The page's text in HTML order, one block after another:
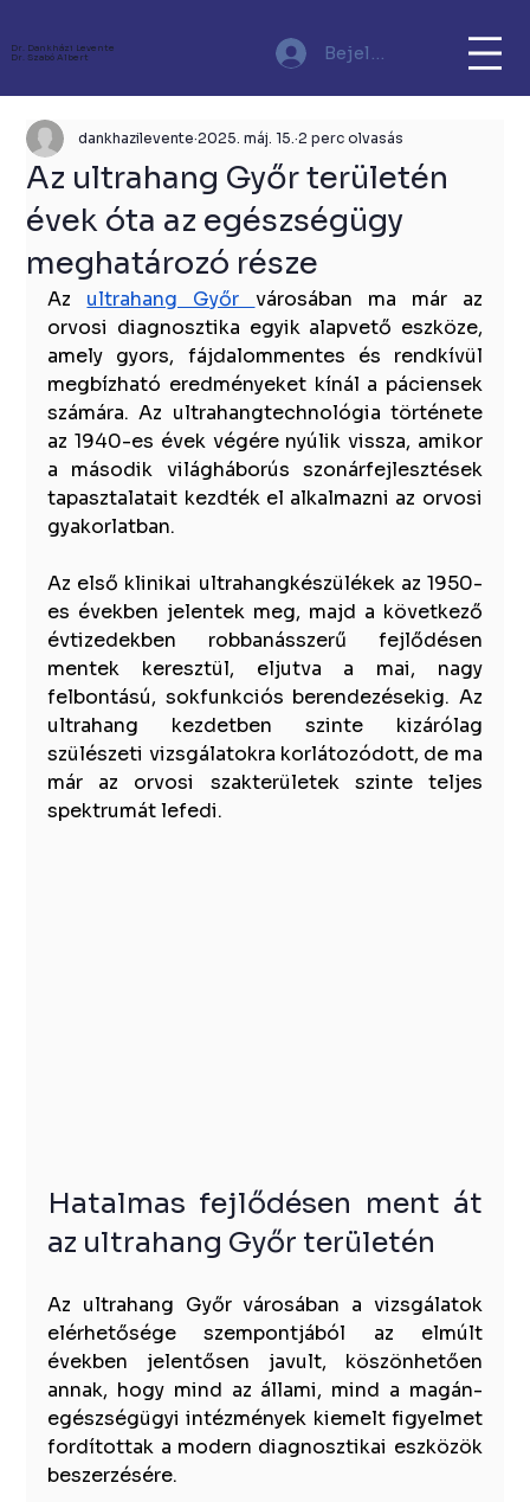
Dr. Dankházi Levente
Dr. Szabó Albert
Bejelentkezés
Az ultrahang Győr területén
évek óta az egészségügy
meghatározó része
dankhazilevente 2025. máj. 15. 2 perc olvasás
Az ultrahang Győr városában ma már az
orvosi diagnosztika egyik alapvető eszköze,
amely gyors, fájdalommentes és rendkívül
megbízható eredményeket kínál a páciensek
számára. Az ultrahangtechnológia története
az 1940-es évek végére nyúlik vissza, amikor
a második világháborús szonárfejlesztések
tapasztalatait kezdték el alkalmazni az orvosi
gyakorlatban.
Az első klinikai ultrahangkészülékek az 1950-
es években jelentek meg, majd a következő
évtizedekben robbanásszerű fejlődésen
mentek keresztül, eljutva a mai, nagy
felbontású, sokfunkciós berendezésekig. Az
ultrahang kezdetben szinte kizárólag
szülészeti vizsgálatokra korlátozódott, de ma
már az orvosi szakterületek szinte teljes
spektrumát lefedi.
Hatalmas fejlődésen ment át
az ultrahang Győr területén
Az ultrahang Győr városában a vizsgálatok
elérhetősége szempontjából az elmúlt
években jelentősen javult, köszönhetően
annak, hogy mind az állami, mind a magán-
egészségügyi intézmények kiemelt figyelmet
fordítottak a modern diagnosztikai eszközök
beszerzésére.